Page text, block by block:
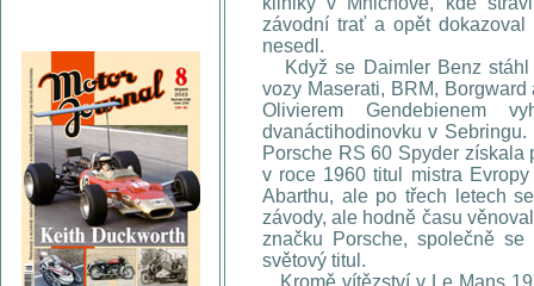
závodní trať a opět
nesedl.
Když se Daimler Benz stáhl
vozy Maserati, BRM,
Olivierem Gendebienem
dvanáctihodinovku v
Porsche RS 60 Spyder
v roce 1960 titul mistra
Abarthu, ale po třech letech
závody, ale hodně času
značku Porsche, společně se
světový titul.
Kromě vítězství v Le Mans